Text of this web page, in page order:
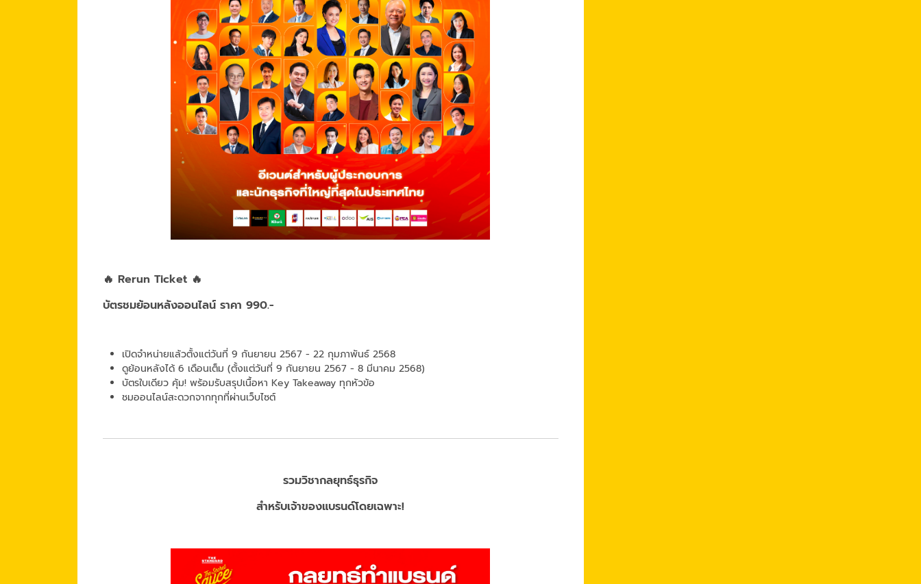
🔥 Rerun Ticket 🔥
บัตรชมย้อนหลังออนไลน์ ราคา 990.-
เปิดจำหน่ายแล้วตั้งแต่วันที่ 9 กันยายน 2567 - 22 กุมภาพันธ์ 2568
ดูย้อนหลังได้ 6 เดือนเต็ม (ตั้งแต่วันที่ 9 กันยายน 2567 - 8 มีนาคม 2568)
บัตรใบเดียว คุ้ม! พร้อมรับสรุปเนื้อหา Key Takeaway ทุกหัวข้อ
ชมออนไลน์สะดวกจากทุกที่ผ่านเว็บไซต์
รวมวิชากลยุทธ์ธุรกิจ
สำหรับเจ้าของแบรนด์โดยเฉพาะ!